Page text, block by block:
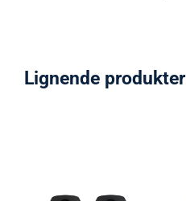
Lignende produkter